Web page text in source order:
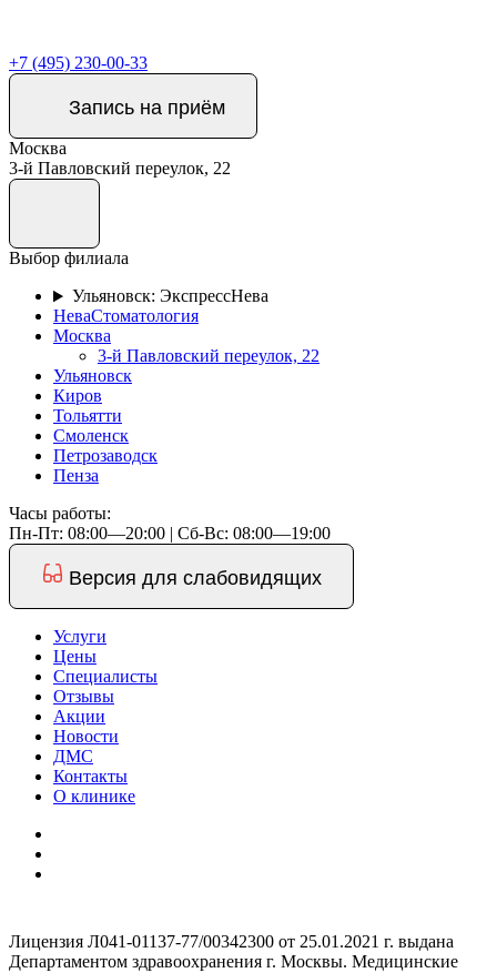
+7 (495) 230-00-33
Запись на приём
Москва
3-й Павловский переулок, 22
Выбор филиала
Ульяновск: ЭкспрессНева
НеваСтоматология
Москва
3-й Павловский переулок, 22
Ульяновск
Киров
Тольятти
Смоленск
Петрозаводск
Пенза
Часы работы:
Пн-Пт: 08:00—20:00 | Cб-Вс: 08:00—19:00
Версия для слабовидящих
Услуги
Цены
Специалисты
Отзывы
Акции
Новости
ДМС
Контакты
О клинике
Лицензия Л041-01137-77/00342300 от 25.01.2021 г. выдана
Департаментом здравоохранения г. Москвы. Медицинские